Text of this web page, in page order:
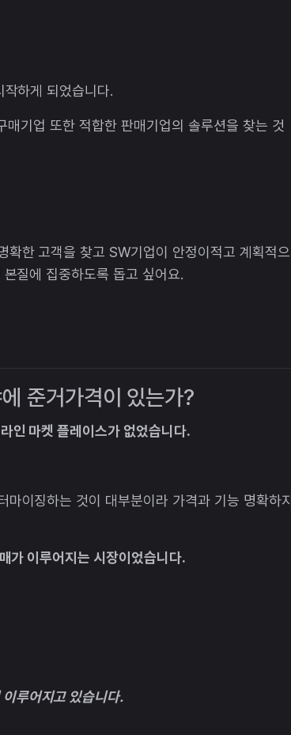
하게 되었습니다.
기업 또한 적합한 판매기업의 솔루션을 찾는 것
확한 고객을 찾고 SW기업이 안정이적고 계획적으
질에 집중하도록 돕고 싶어요.
준거가격이 있는가?
인 마켓 플레이스가 없었습니다.
이징하는 것이 대부분이라 가격과 기능 명확하지
가 이루어지는 시장이었습니다.
루어지고 있습니다.